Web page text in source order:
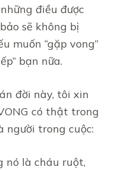
điều được
sẽ không bị
muốn “gặp vong”
bạn nữa.
đời này, tôi xin
có thật trong
người trong cuộc:
nó là cháu ruột,